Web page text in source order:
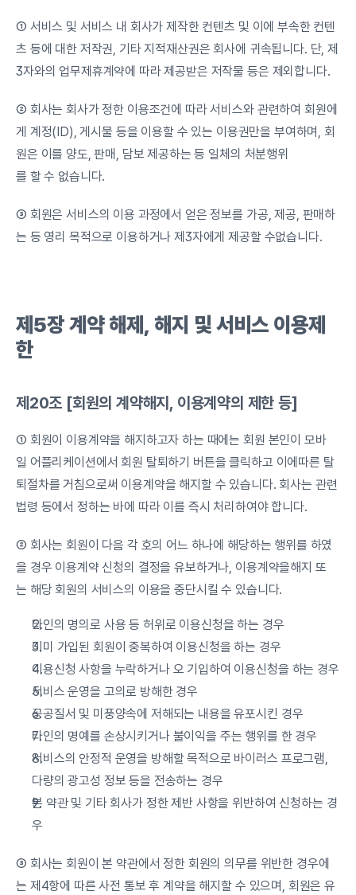
① 서비스 및 서비스 내 회사가 제작한 컨텐츠 및 이에 부속한 컨텐
츠 등에 대한 저작권, 기타 지적재산권은 회사에 귀속됩니다. 단, 제
3자와의 업무제휴계약에 따라 제공받은 저작물 등은 제외합니다.
② 회사는 회사가 정한 이용조건에 따라 서비스와 관련하여 회원에
게 계정(ID), 게시물 등을 이용할 수 있는 이용권만을 부여하며, 회
원은 이를 양도, 판매, 담보 제공하는 등 일체의 처분행위
를 할 수 없습니다.
③ 회원은 서비스의 이용 과정에서 얻은 정보를 가공, 제공, 판매하
는 등 영리 목적으로 이용하거나 제3자에게 제공할 수없습니다.
제5장계약 해제, 해지 및서비스 이용제
한
제20조 [회원의 계약해지, 이용계약의 제한 등]
① 회원이 이용계약을 해지하고자 하는 때에는 회원 본인이 모바
일 어플리케이션에서 회원 탈퇴하기 버튼을 클릭하고 이에따른 탈
퇴절차를 거침으로써 이용계약을 해지할 수 있습니다. 회사는 관련
법령 등에서 정하는 바에 따라 이를 즉시 처리하여야 합니다.
② 회사는 회원이 다음 각 호의 어느 하나에 해당하는 행위를 하였
을 경우 이용계약 신청의 결정을 유보하거나, 이용계약을해지 또
는 해당 회원의 서비스의 이용을 중단시킬 수 있습니다.
타인의 명의로 사용 등 허위로 이용신청을 하는 경우
이미 가입된 회원이 중복하여 이용신청을 하는 경우
이용신청 사항을 누락하거나 오 기입하여 이용신청을 하는 경우
서비스 운영을 고의로 방해한 경우
공공질서 및 미풍양속에 저해되는 내용을 유포시킨 경우
타인의 명예를 손상시키거나 불이익을 주는 행위를 한 경우
서비스의 안정적 운영을 방해할 목적으로 바이러스 프로그램,
다량의 광고성 정보 등을 전송하는 경우
본 약관 및 기타 회사가 정한 제반 사항을 위반하여 신청하는 경
우
③ 회사는 회원이 본 약관에서 정한 회원의 의무를 위반한 경우에
는 제4항에 따른 사전 통보 후 계약을 해지할 수 있으며, 회원은 유